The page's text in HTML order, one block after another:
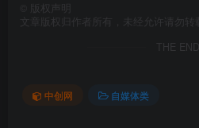
版权声明
文章版权归作者所有，未经允许请勿转
THE END
中创网 自媒体类